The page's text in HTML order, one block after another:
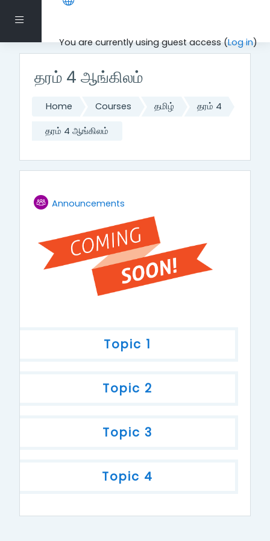
Side panel
You are currently using guest access (Log in)
Skip to main content
தரம் 4 ஆங்கிலம்
Home Courses தமிழ் தரம் 4
தரம் 4 ஆங்கிலம்
Topic outline
General
AnnouncementsForum
Topic 1
Topic 2
Topic 3
Topic 4